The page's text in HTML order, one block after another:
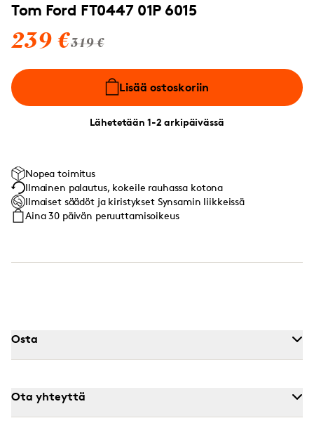
Tom Ford FT0447 01P 6015
239 €319 €
Lisää ostoskoriin
Lähetetään 1-2 arkipäivässä
Nopea toimitus
Ilmainen palautus, kokeile rauhassa kotona
Ilmaiset säädöt ja kiristykset Synsamin liikkeissä
Aina 30 päivän peruuttamisoikeus
Osta
Ota yhteyttä